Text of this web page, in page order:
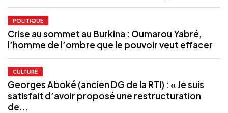
POLITIQUE
Crise au sommet au Burkina : Oumarou Yabré,
l’homme de l’ombre que le pouvoir veut effacer
CULTURE
Georges Aboké (ancien DG de la RTI) : « Je suis
satisfait d’avoir proposé une restructuration
de...